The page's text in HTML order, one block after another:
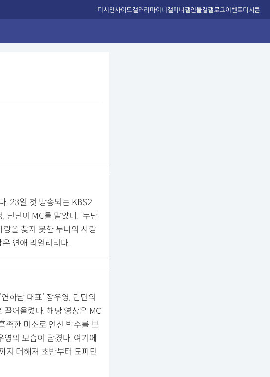
디시인사이드갤러리마이너갤미니갤인물갤갤로그이벤트디시콘
. 23일 첫 방송되는 KBS2
딘딘이 MC를 맡았다. ‘누난
랑을 찾지 못한 누나와 사랑
연애 리얼리티다.
하남 대표’ 장우영, 딘딘의
어올렸다. 해당 영상은 MC
족한 미소로 연신 박수를 보
의 모습이 담겼다. 여기에
지 더해져 초반부터 도파민